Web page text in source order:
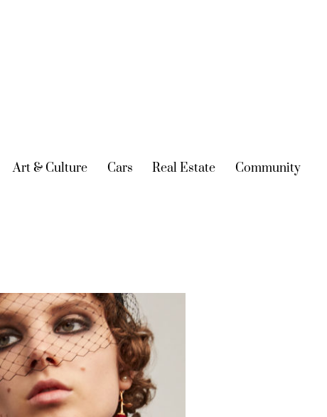
(current)
Art & Culture (current)
Cars (current)
Real Estate (current)
Community